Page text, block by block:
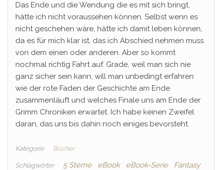
Das Ende und die Wendung die es mit sich bringt,
hätte ich nicht voraussehen können. Selbst wenn es
nicht geschehen wäre, hätte ich damit leben können,
da es für mich klar ist, das ich Abschied nehmen muss
von dem einen oder anderen. Aber so kommt
nochmal richtig Fahrt auf. Grade, weil man sich nie
ganz sicher sein kann, will man unbedingt erfahren
wie der rote Faden der Geschichte am Ende
zusammenläuft und welches Finale uns am Ende der
Grimm Chroniken erwartet. Ich habe keinen Zweifel
daran, das uns bis dahin noch einiges bevorsteht.
Kategorie Bücher
Schlagwörter 5 Sterne eBook eBook-Serie Fantasy